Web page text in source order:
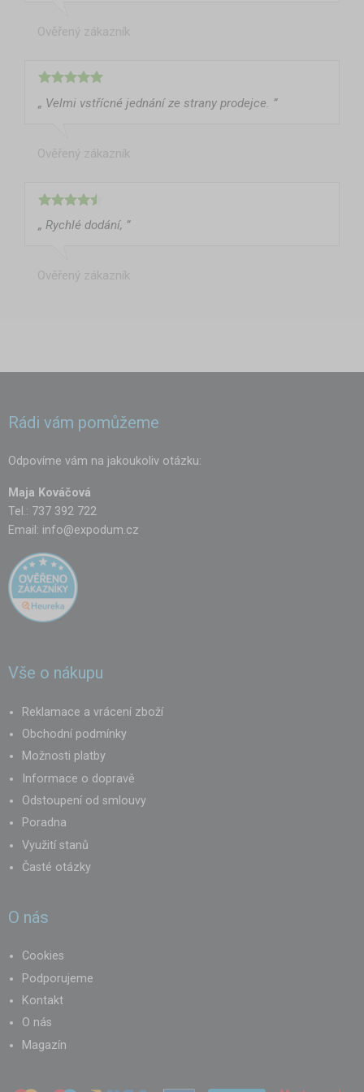
profesionalitu.
Ověřený zákazník
„ Velmi vstřícné jednání ze strany prodejce. ”
Ověřený zákazník
„ Rychlé dodání, ”
Ověřený zákazník
Rádi vám pomůžeme
Odpovíme vám na jakoukoliv otázku:
Maja Kováčová
Tel.: 737 392 722
Email: info@expodum.cz
Vše o nákupu
Reklamace a vrácení zboží
Obchodní podmínky
Možnosti platby
Informace o dopravě
Odstoupení od smlouvy
Poradna
Využití stanů
Časté otázky
O nás
Cookies
Podporujeme
Kontakt
O nás
Magazín